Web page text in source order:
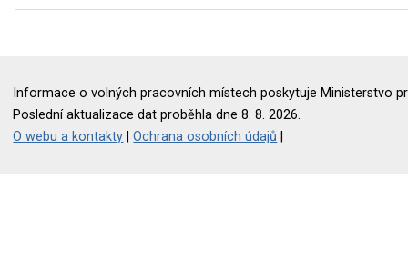
Informace o volných pracovních místech poskytuje Ministerstvo
Poslední aktualizace dat proběhla dne 8. 8. 2026.
O webu a kontakty |Ochrana osobních údajů